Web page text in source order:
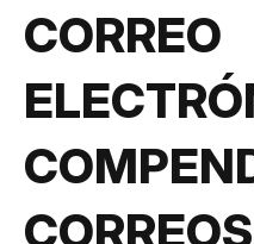
CORREO
CORREOS